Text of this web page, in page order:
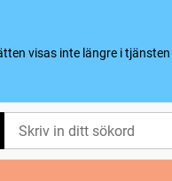
visas inte längre i